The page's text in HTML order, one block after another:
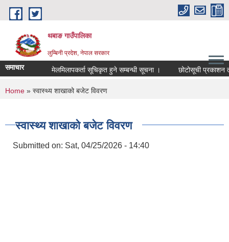
Skip to main content
थबाङ गाउँपालिका
लुम्बिनी प्रदेश, नेपाल सरकार
समाचार मेलमिलापकर्ता सूचिकृत हुने सम्बन्धी सूचना । छोटोसूची प्रकाशन तथा
You are here
Home » स्वास्थ्य शाखाको बजेट विवरण
स्वास्थ्य शाखाको बजेट विवरण
Submitted on: Sat, 04/25/2026 - 14:40